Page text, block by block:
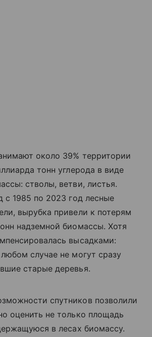
около 39% территории
тонн углерода в виде
стволы, ветви, листья.
с 1985 по 2023 год лесные
вырубка привели к потерям
надземной биомассы. Хотя
высадками:
случае не могут сразу
старые деревья.
спутников позволили
оценить не только площадь
в лесах биомассу.